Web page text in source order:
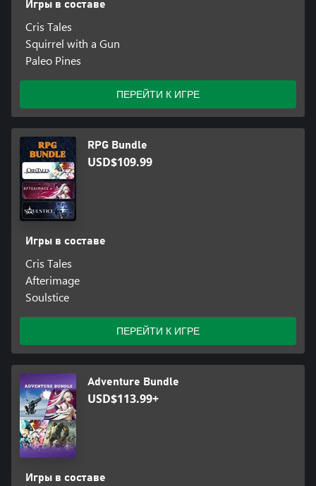
Игры в составе
Cris Tales
Squirrel with a Gun
Paleo Pines
ПЕРЕЙТИ К ИГРЕ
RPG Bundle
USD$109.99
Игры в составе
Cris Tales
Afterimage
Soulstice
ПЕРЕЙТИ К ИГРЕ
Adventure Bundle
USD$113.99+
Игры в составе